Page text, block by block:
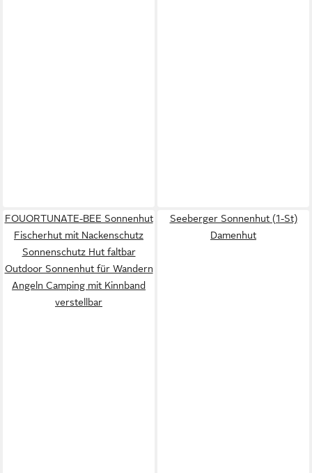
FOUORTUNATE-BEE Sonnenhut
Fischerhut mit Nackenschutz
Sonnenschutz Hut faltbar
Outdoor Sonnenhut für Wandern
Angeln Camping mit Kinnband
verstellbar
Seeberger Sonnenhut (1-St)
Damenhut